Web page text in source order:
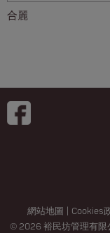
合麗
網站地圖 Cookies
© 2026 裕民坊管理有限